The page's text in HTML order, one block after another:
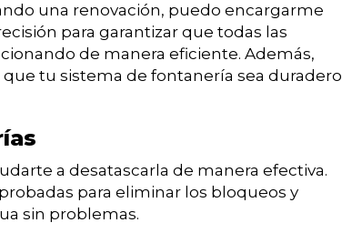
una renovación, puedo encargarme
para garantizar que todas las
de manera eficiente. Además,
tu sistema de fontanería sea duradero
a desatascarla de manera efectiva.
para eliminar los bloqueos y
sin problemas.